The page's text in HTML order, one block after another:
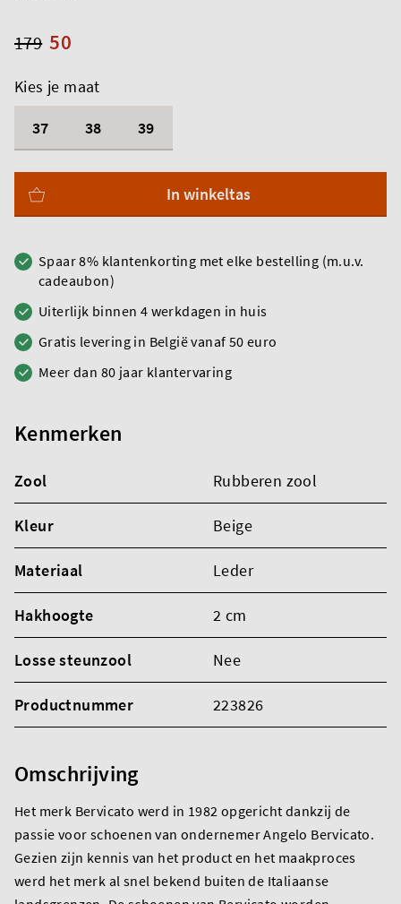
50
179
Kies je maat
37
38 39
In winkeltas
Spaar 8% klantenkorting met elke bestelling (m.u.v.
cadeaubon)
Uiterlijk binnen 4 werkdagen in huis
Gratis levering in België vanaf 50 euro
Meer dan 80 jaar klantervaring
Kenmerken
Zool Rubberen zool
Kleur Beige
Materiaal Leder
Hakhoogte 2 cm
Losse steunzool Nee
Productnummer 223826
Omschrijving
Het merk Bervicato werd in 1982 opgericht dankzij de
passie voor schoenen van ondernemer Angelo Bervicato.
Gezien zijn kennis van het product en het maakproces
werd het merk al snel bekend buiten de Italiaanse